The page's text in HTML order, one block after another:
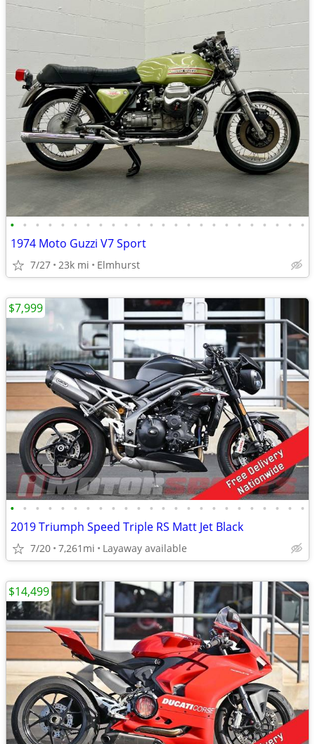
• • • • • • • • • • • • • • • • • • • • • • • •
1974 Moto Guzzi V7 Sport
7/27 23k mi Elmhurst
• • • • • • • • • • • • • • • • • • • • • • • •
2019 Triumph Speed Triple RS Matt Jet Black
7/20 7,261mi Layaway available
$7,999
$14,499